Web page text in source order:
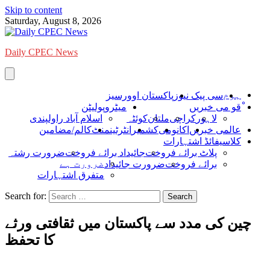
Skip to content
Saturday, August 8, 2026
Daily CPEC News
ہومسی پیک نیوز پاکستان اوورسیز
ْقو می خبریں
لاہور کراچیملتانکوئٹہ
میٹروپولیٹن
اسلام آباد راولپندی
عالمی خبریں اکانومیکشمیر انٹرٹینمنٹکالم/مضامین
کلاسیفائڈ اشتہارات
پلاٹ برائے فروختجائیداد برائے فروختضرورت رشتہ
برائے فروختضرورت جائیدادضرورت ہے
متفرق اشتہارات
Search for:
چین کی مدد سے پاکستان میں ثقافتی ورثے
کا تحفظ